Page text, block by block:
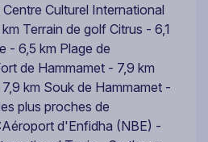
Culturel International
Terrain de golf Citrus - 6,1
- 6,5 km Plage de
de Hammamet - 7,9 km
km Souk de Hammamet -
plus proches de
d'Enfidha (NBE) -